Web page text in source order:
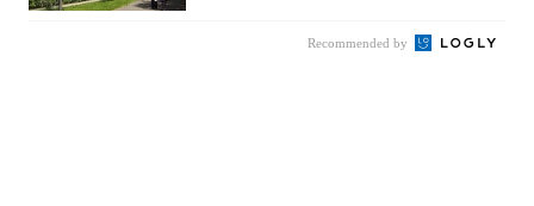
Recommended by